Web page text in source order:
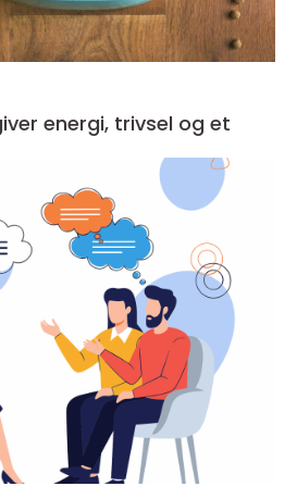
energi, trivsel og et